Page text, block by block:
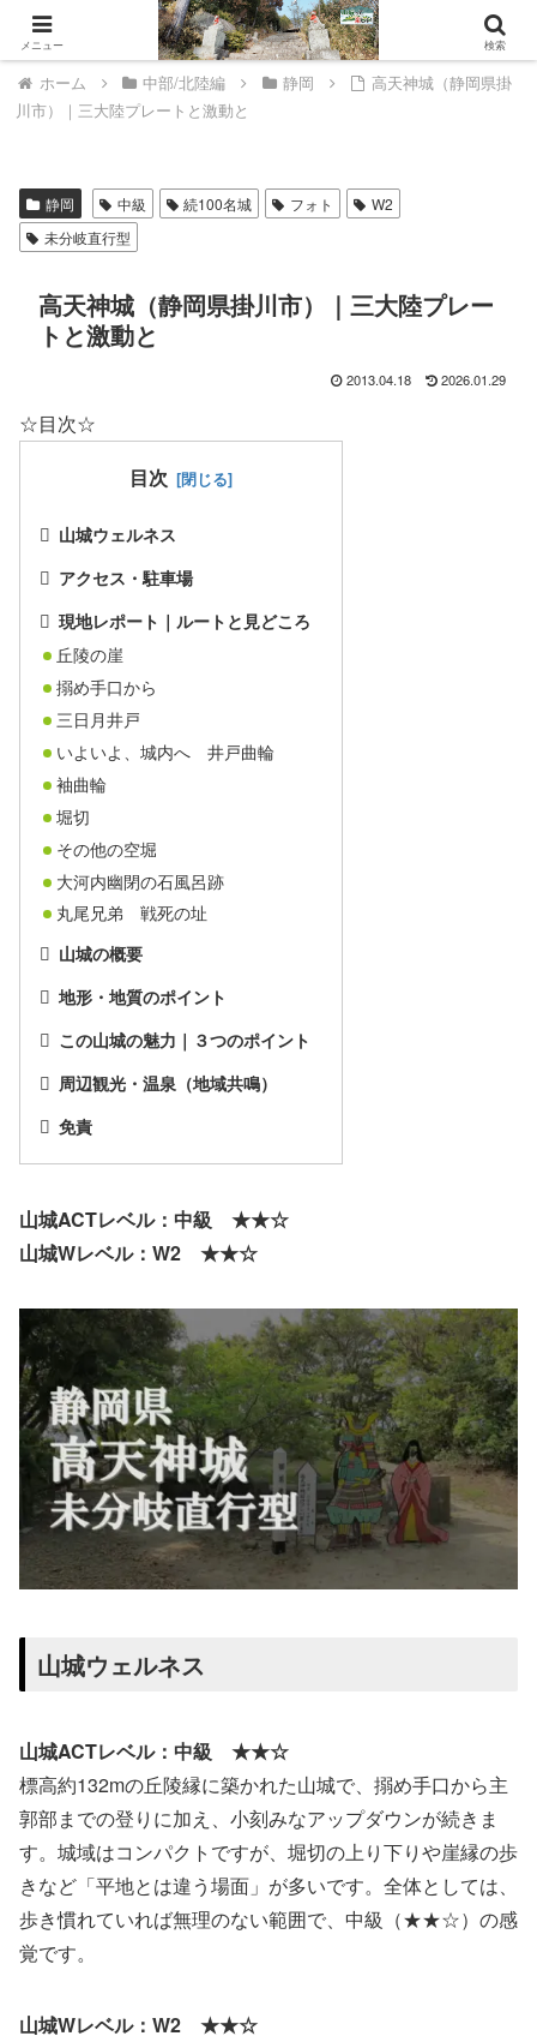
山城ウェルネスへようこそ。
ホーム 中部/北陸編 静岡
高天神城（静岡県掛
川市）｜三大陸プレートと激動と
静岡 中級 続100名城 フォト
W2
未分岐直行型
高天神城（静岡県掛川市）｜三大陸プレー
トと激動と
2013.04.18 2026.01.29
☆目次☆
目次
山城ウェルネス
アクセス・駐車場
現地レポート｜ルートと見どころ
丘陵の崖
搦め手口から
三日月井戸
いよいよ、城内へ 井戸曲輪
袖曲輪
堀切
その他の空堀
大河内幽閉の石風呂跡
丸尾兄弟 戦死の址
山城の概要
地形・地質のポイント
この山城の魅力｜３つのポイント
周辺観光・温泉（地域共鳴）
免責
山城ACTレベル：中級 ★★☆
山城Wレベル：W2 ★★☆
山城ウェルネス
山城ACTレベル：中級 ★★☆
標高約132mの丘陵縁に築かれた山城で、搦め手口から主
郭部までの登りに加え、小刻みなアップダウンが続きま
す。城域はコンパクトですが、堀切の上り下りや崖縁の歩
きなど「平地とは違う場面」が多いです。全体としては、
歩き慣れていれば無理のない範囲で、中級（★★☆）の感
覚です。
山城Wレベル：W2 ★★☆
メニュー 検索